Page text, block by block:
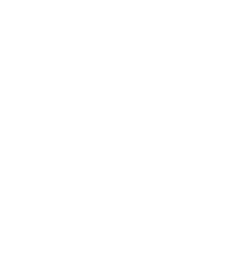
av industriområdet på
Foto: Nyebilder
årene utvikle en ny bydel med rundt
sør i Oslo. Nå skal fem ledende
en helhetlig plan for hvordan det nye